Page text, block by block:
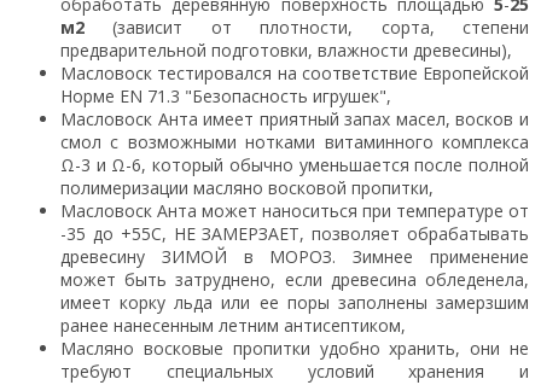
м2 (зависит от плотности, сорта, степени
предварительной подготовки, влажности древесины),
Масловоск тестировался на соответствие Европейской
Норме EN 71.3 "Безопасность игрушек",
Масловоск Анта имеет приятный запах масел, восков и
смол с возможными нотками витаминного комплекса
Ω-3 и Ω-6, который обычно уменьшается после полной
полимеризации масляно восковой пропитки,
Масловоск Анта может наноситься при температуре от
-35 до +55С, НЕ ЗАМЕРЗАЕТ, позволяет обрабатывать
древесину ЗИМОЙ в МОРОЗ. Зимнее применение
может быть затруднено, если древесина обледенела,
имеет корку льда или ее поры заполнены замерзшим
ранее нанесенным летним антисептиком,
Масляно восковые пропитки удобно хранить, они не
требуют специальных условий хранения и